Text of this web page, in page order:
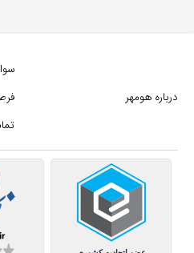
درباره هومهر